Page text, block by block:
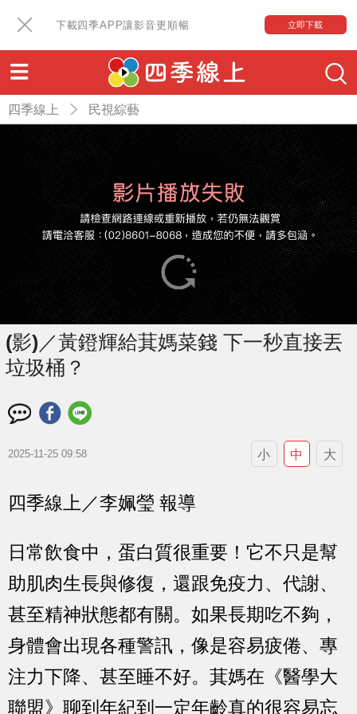
下載四季APP讓影音更順暢 立即下載
四季線上 民視綜藝
(影)／黃鐙輝給萁媽菜錢 下一秒直接丟
垃圾桶？
2025-11-25 09:58 小 中 大
四季線上／李姵瑩 報導
日常飲食中，蛋白質很重要！它不只是幫
助肌肉生長與修復，還跟免疫力、代謝、
甚至精神狀態都有關。如果長期吃不夠，
身體會出現各種警訊，像是容易疲倦、專
注力下降、甚至睡不好。萁媽在《醫學大
聯盟》聊到年紀到一定年齡真的很容易忘